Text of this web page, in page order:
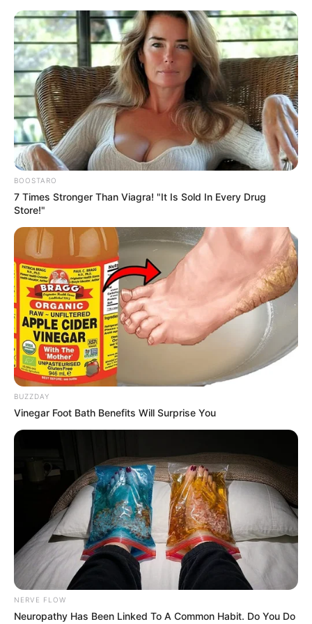
#WISH MAMA
LJEPOTA
WISH MAMA I SVETI NIKOLA DARUJU